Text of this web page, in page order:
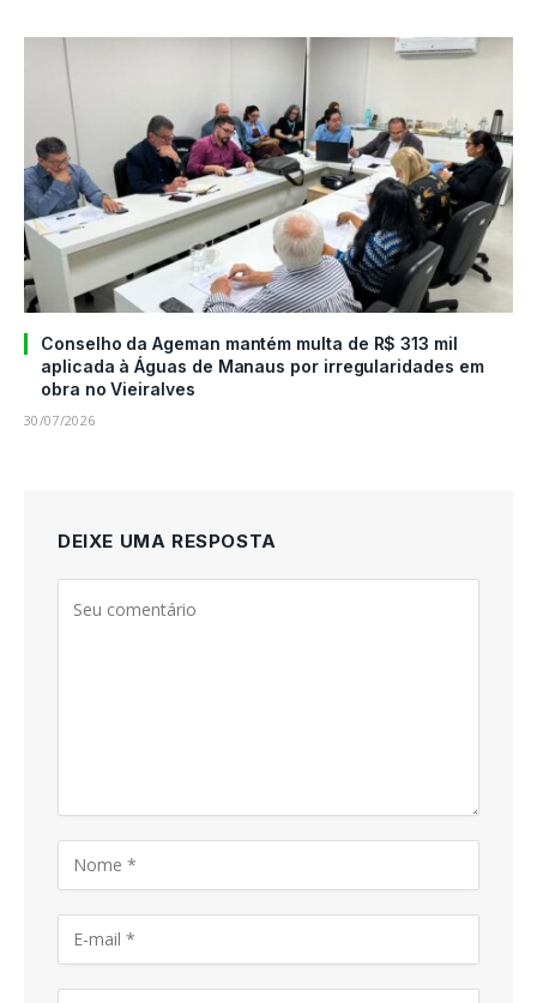
Conselho da Ageman mantém multa de R$ 313 mil
aplicada à Águas de Manaus por irregularidades em
obra no Vieiralves
30/07/2026
DEIXE UMA RESPOSTA